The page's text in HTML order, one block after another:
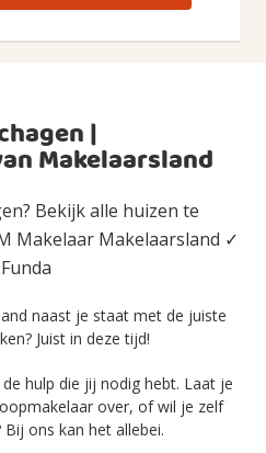
|
Makelaarsland
Bekijk alle huizen te
Makelaar Makelaarsland ✓
naast je staat met de juiste
Juist in deze tijd!
hulp die jij nodig hebt. Laat je
over, of wil je zelf
ons kan het allebei.